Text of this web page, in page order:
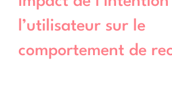
l’utilisateur sur le
comportement de